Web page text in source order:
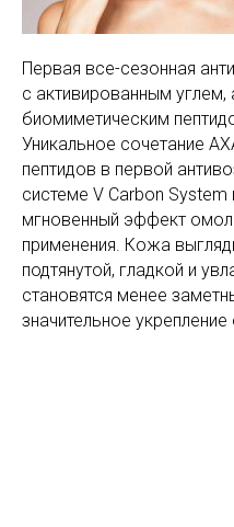
Первая все-сезонная
с активированным углем,
биомиметическим
Уникальное сочетание
пептидов в первой
системе V Carbon System
мгновенный эффект
применения. Кожа
подтянутой, гладкой и
становятся менее
значительное